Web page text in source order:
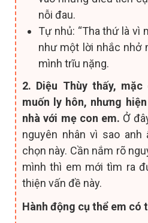
nỗi đau.
Tự nhủ: “Tha thứ là vì
như một lời nhắc nhở
mình trĩu nặng.
2. Diệu Thùy thấy,
muốn ly hôn, nhưng
nhà với mẹ con em. Ở
nguyên nhân vì sao
chọn này. Cần nắm rõ
mình thì em mới tìm ra
thiện vấn đề này.
Hành động cụ thể em có